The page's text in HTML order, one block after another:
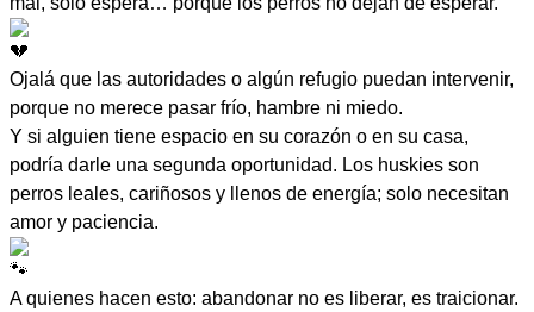
Ojalá que las autoridades o algún refugio puedan intervenir,
porque no merece pasar frío, hambre ni miedo.
Y si alguien tiene espacio en su corazón o en su casa,
podría darle una segunda oportunidad. Los huskies son
perros leales, cariñosos y llenos de energía; solo necesitan
amor y paciencia.
A quienes hacen esto: abandonar no es liberar, es traicionar.